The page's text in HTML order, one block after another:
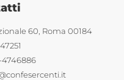
60, Roma 00184
4746886